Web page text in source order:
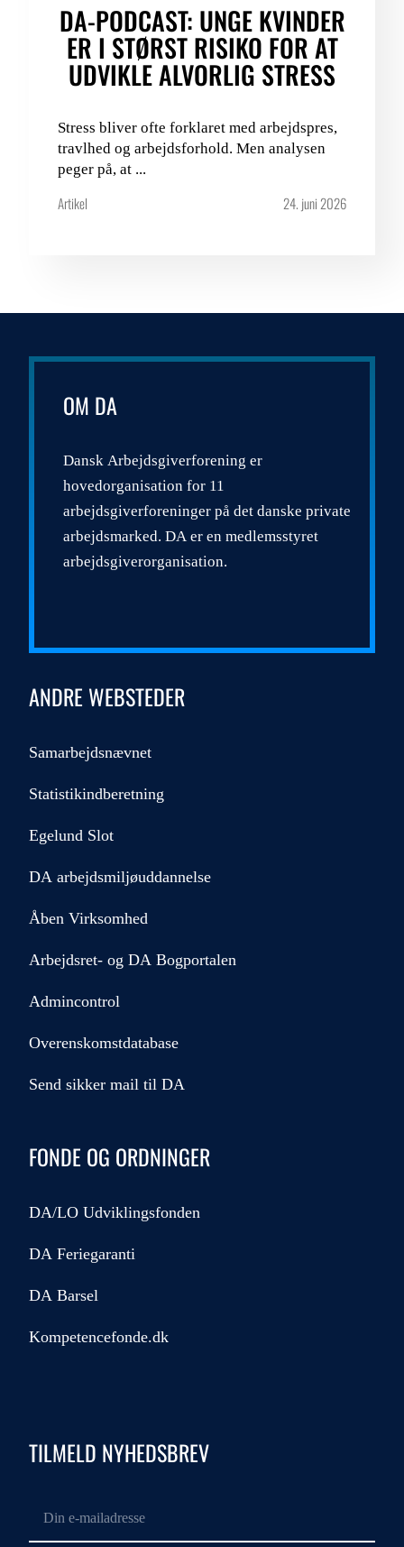
DA-PODCAST: UNGE KVINDER
ER I STØRST RISIKO FOR AT
UDVIKLE ALVORLIG STRESS
Stress bliver ofte forklaret med arbejdspres,
travlhed og arbejdsforhold. Men analysen
peger på, at ...
Artikel 24. juni 2026
OM DA
Dansk Arbejdsgiverforening er
hovedorganisation for 11
arbejdsgiverforeninger på det danske private
arbejdsmarked. DA er en medlemsstyret
arbejdsgiverorganisation.
ANDRE WEBSTEDER
Samarbejdsnævnet
Statistikindberetning
Egelund Slot
DA arbejdsmiljøuddannelse
Åben Virksomhed
Arbejdsret- og DA Bogportalen
Admincontrol
Overenskomstdatabase
Send sikker mail til DA
FONDE OG ORDNINGER
DA/LO Udviklingsfonden
DA Feriegaranti
DA Barsel
Kompetencefonde.dk
TILMELD NYHEDSBREV